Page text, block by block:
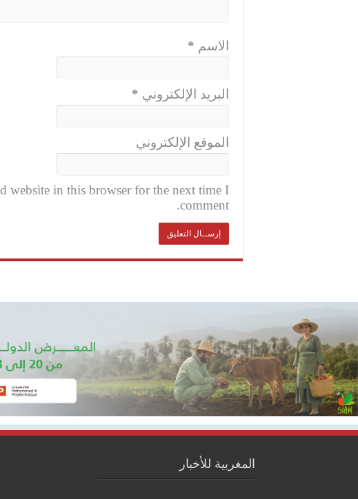
الاسم *
البريد الإلكتروني *
الموقع الإلكتروني
website in this browser for the next time I
comment.
المغربية للأخبار